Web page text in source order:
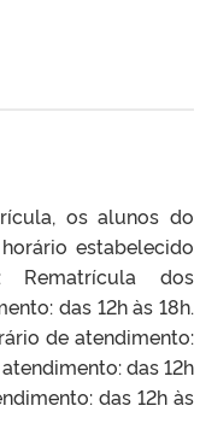
os alunos do
estabelecido
Rematrícula dos
das 12h às 18h.
de atendimento:
das 12h
das 12h às